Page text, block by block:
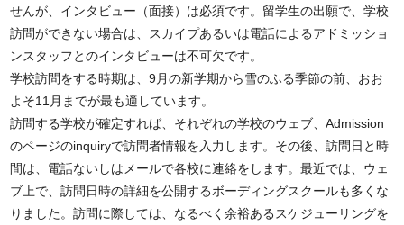
せんが、インタビュー（面接）は必須です。留学生の出願で、学校
訪問ができない場合は、スカイプあるいは電話によるアドミッショ
ンスタッフとのインタビューは不可欠です。
学校訪問をする時期は、9月の新学期から雪のふる季節の前、おお
よそ11月までが最も適しています。
訪問する学校が確定すれば、それぞれの学校のウェブ、Admission
のページのinquiryで訪問者情報を入力します。その後、訪問日と時
間は、電話ないしはメールで各校に連絡をします。最近では、ウェ
ブ上で、訪問日時の詳細を公開するボーディングスクールも多くな
りました。訪問に際しては、なるべく余裕あるスケジューリングを